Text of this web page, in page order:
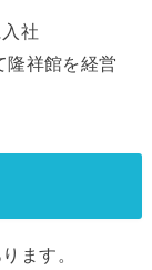
社
隆祥館を経営
ます。